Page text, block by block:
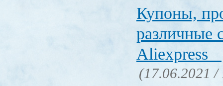
Купоны,
различные
Aliexpress
(17.06.2021 /